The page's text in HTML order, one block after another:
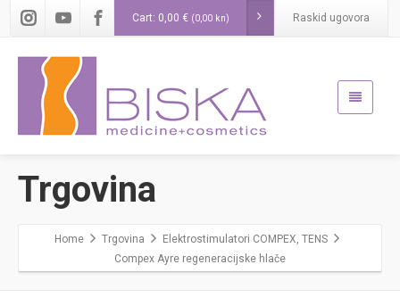
Cart: 0,00 € (0,00 kn) Raskid ugovora
Trgovina
Home Trgovina
Elektrostimulatori COMPEX, TENS
Compex Ayre regeneracijske hlače